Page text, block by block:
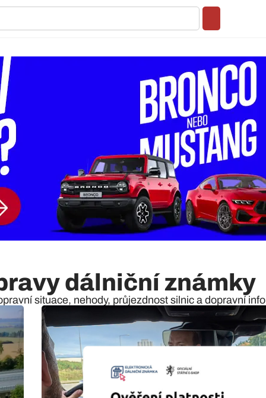
dálniční známky
situace, nehody, průjezdnost silnic a dopravní info